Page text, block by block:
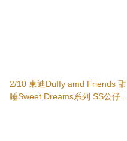
2/10 東迪Duffy amd Friends 甜
睡Sweet Dreams系列 SS公仔